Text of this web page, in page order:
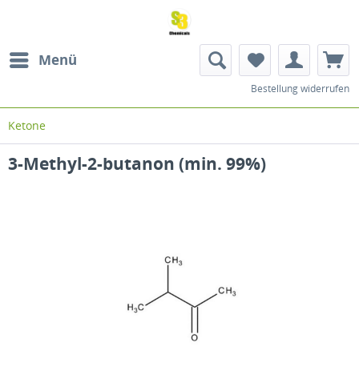
Menü
Bestellung widerrufen
Ketone
3-Methyl-2-butanon (min. 99%)